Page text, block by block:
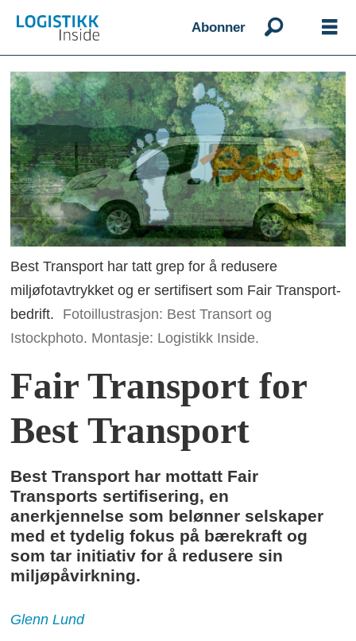
Abonner
Best Transport har tatt grep for å redusere
miljøfotavtrykket og er sertifisert som Fair Transport-
bedrift.
Fotoillustrasjon: Best Transort og
Istockphoto. Montasje: Logistikk Inside.
Fair Transport for
Best Transport
Best Transport har mottatt Fair
Transports sertifisering, en
anerkjennelse som belønner selskaper
med et tydelig fokus på bærekraft og
som tar initiativ for å redusere sin
miljøpåvirkning.
Glenn Lund